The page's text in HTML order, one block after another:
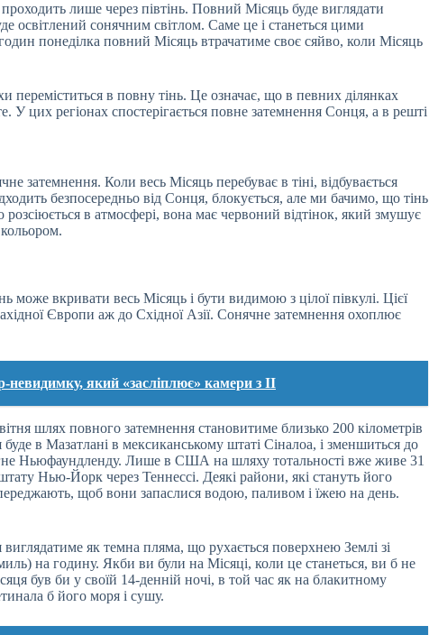
лише через півтінь. Повний Місяць буде виглядати
освітлений сонячним світлом. Саме це і станеться цими
понеділка повний Місяць втрачатиме своє сяйво, коли Місяць
переміститься в повну тінь. Це означає, що в певних ділянках
У цих регіонах спостерігається повне затемнення Сонця, а в решті
затемнення. Коли весь Місяць перебуває в тіні, відбувається
безпосередньо від Сонця, блокується, але ми бачимо, що тінь
в атмосфері, вона має червоний відтінок, який змушує
може вкривати весь Місяць і бути видимою з цілої півкулі. Цієї
Європи аж до Східної Азії. Сонячне затемнення охоплює
невидимку, який «засліплює» камери з ІІ
шлях повного затемнення становитиме близько 200 кілометрів
в Мазатлані в мексиканському штаті Сіналоа, і зменшиться до
Ньюфаундленду. Лише в США на шляху тотальності вже живе 31
Нью-Йорк через Теннессі. Деякі райони, які стануть його
щоб вони запаслися водою, паливом і їжею на день.
як темна пляма, що рухається поверхнею Землі зі
на годину. Якби ви були на Місяці, коли це станеться, ви б не
був би у своїй 14-денній ночі, в той час як на блакитному
б його моря і сушу.